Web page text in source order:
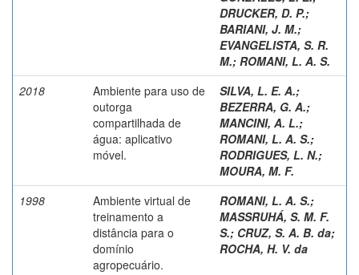
DRUCKER, D. P.;
BARIANI, J. M.;
EVANGELISTA, S. R.
M.; ROMANI, L. A. S.
2018
Ambiente para uso de
outorga
compartilhada de
água: aplicativo
móvel.
SILVA, L. E. A.;
BEZERRA, G. A.;
MANCINI, A. L.;
ROMANI, L. A. S.;
RODRIGUES, L. N.;
MOURA, M. F.
1998
Ambiente virtual de
treinamento a
distância para o
domínio
agropecuário.
ROMANI, L. A. S.;
MASSRUHÁ, S. M. F.
S.; CRUZ, S. A. B. da;
ROCHA, H. V. da